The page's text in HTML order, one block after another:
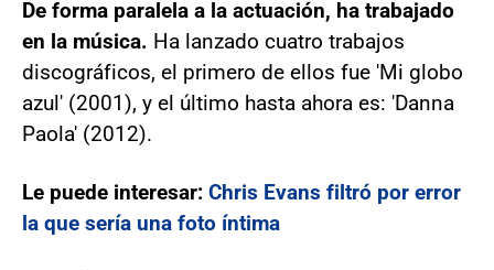
De forma paralela a la actuación, ha trabajado
en la música. Ha lanzado cuatro trabajos
discográficos, el primero de ellos fue 'Mi globo
azul' (2001), y el último hasta ahora es: 'Danna
Paola' (2012).
Le puede interesar: Chris Evans filtró por error
la que sería una foto íntima